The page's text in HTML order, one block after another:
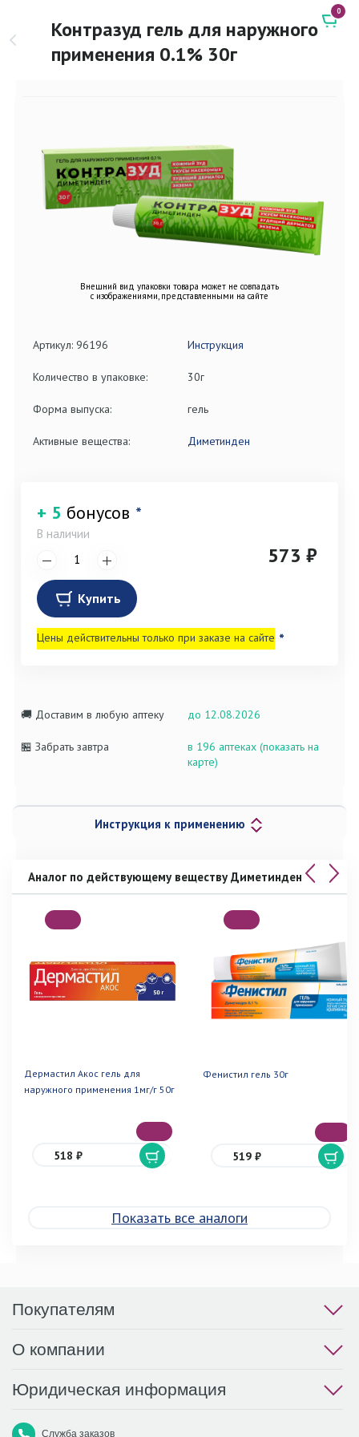
Контразуд гель для наружного
применения 0.1% 30г
0
Внешний вид упаковки товара может не совпадать
с изображениями, представленными на сайте
Артикул: 96196 Инструкция
Количество в упаковке: 30г
Форма выпуска: гель
Активные вещества: Диметинден
+ 5 бонусов *
В наличии
573 ₽
Купить
Цены действительны только при заказе на сайте *
🚚 Доставим в любую аптеку до 12.08.2026
🏪 Забрать завтра
в 196 аптеках (показать на
карте)
Инструкция к применению
Аналог по действующему веществу Диметинден
Дермастил Акос гель для
наружного применения 1мг/г 50г
518 ₽
Фенистил гель 30г
519 ₽
Показать все аналоги
Покупателям
О компании
Юридическая информация
Служба заказов